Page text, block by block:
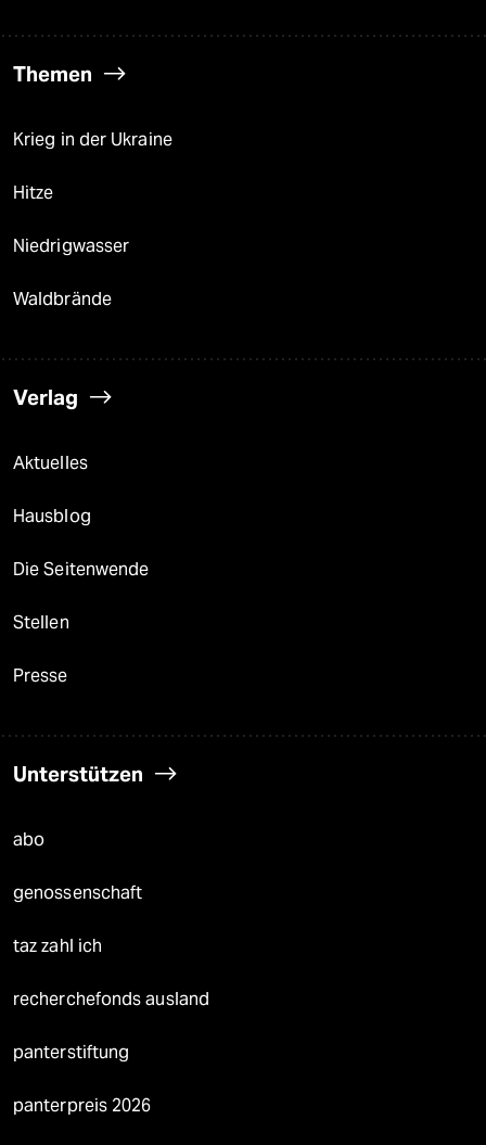
Themen
Krieg in der Ukraine
Hitze
Niedrigwasser
Waldbrände
Verlag
Aktuelles
Hausblog
Die Seitenwende
Stellen
Presse
Unterstützen
abo
genossenschaft
taz zahl ich
recherchefonds ausland
panterstiftung
panterpreis 2026